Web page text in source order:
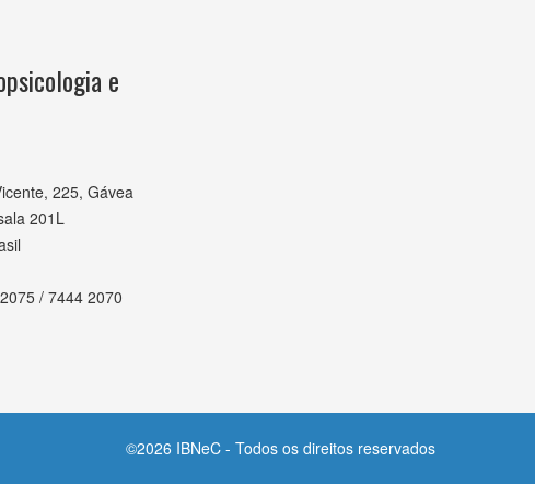
e
225, Gávea
201L
/ 7444 2070
©2026 IBNeC - Todos os direitos reservados